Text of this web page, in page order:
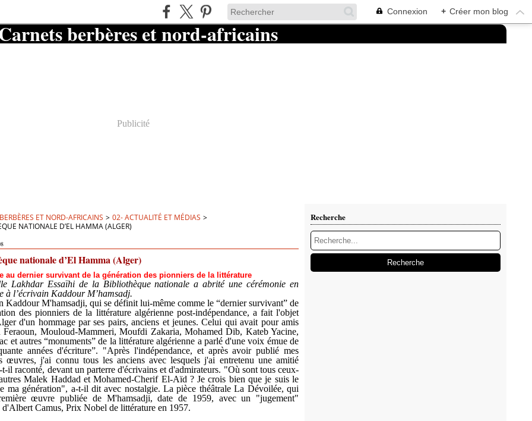
Connexion + Créer mon blog
Publicité
ET NORD-AFRICAINS > 02- ACTUALITÉ ET MÉDIAS >
NATIONALE D’EL HAMMA (ALGER)
nationale d’El Hamma (Alger)
au dernier survivant de la génération des pionniers de la littérature
Lakhdar Essaïhi de la Bibliothèque nationale a abrité une cérémonie en
à l’écrivain Kaddour M’hamsadj.
Kaddour M'hamsadji, qui se définit lui-même comme le “dernier survivant” de
des pionniers de la littérature algérienne post-indépendance, a fait l'objet
d'un hommage par ses pairs, anciens et jeunes. Celui qui avait pour amis
Feraoun, Mouloud-Mammeri, Moufdi Zakaria, Mohamed Dib, Kateb Yacine,
et autres “monuments” de la littérature algérienne a parlé d'une voix émue de
années d'écriture”. "Après l'indépendance, et après avoir publié mes
œuvres, j'ai connu tous les anciens avec lesquels j'ai entretenu une amitié
il raconté, devant un parterre d'écrivains et d'admirateurs. "Où sont tous ceux-
Malek Haddad et Mohamed-Cherif El-Aïd ? Je crois bien que je suis le
ma génération", a-t-il dit avec nostalgie. La pièce théâtrale La Dévoilée, qui
œuvre publiée de M'hamsadji, date de 1959, avec un "jugement"
Camus, Prix Nobel de littérature en 1957.
Recherche